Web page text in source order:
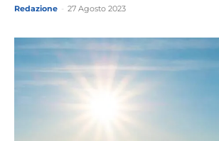
Redazione 27 Agosto 2023